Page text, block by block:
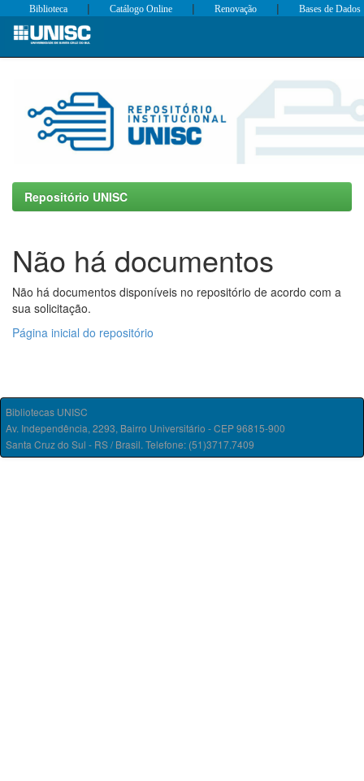
Skip
Biblioteca | Catálogo Online | Renovação | Bases de Dados
Repositório UNISC
Não há documentos
Não há documentos disponíveis no repositório de acordo com a
sua solicitação.
Página inicial do repositório
Bibliotecas UNISC
Av. Independência, 2293, Bairro Universitário - CEP 96815-900
Santa Cruz do Sul - RS / Brasil. Telefone: (51)3717.7409